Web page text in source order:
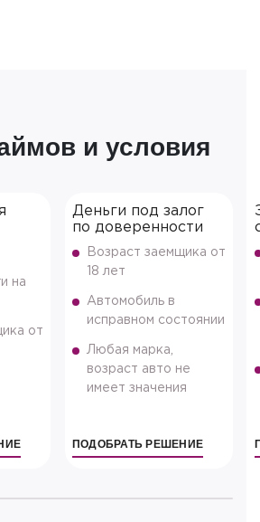
и условия
на
от
Деньги под залог
по доверенности
Возраст заемщика от
18 лет
Автомобиль в
исправном состоянии
Любая марка,
возраст авто не
имеет значения
ПОДОБРАТЬ РЕШЕНИЕ